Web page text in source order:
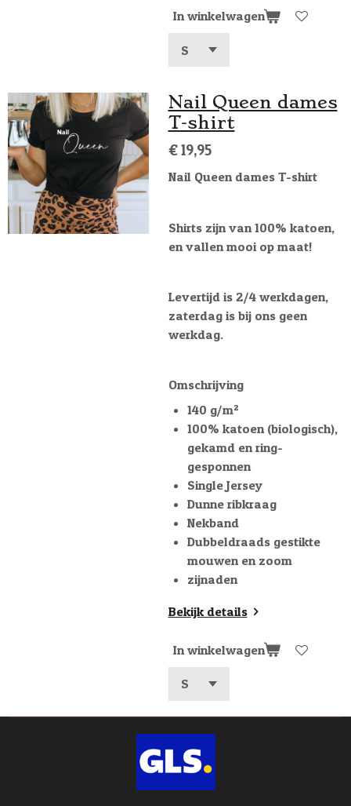
In winkelwagen
Nail Queen dames
T-shirt
€ 19,95
Nail Queen dames T-shirt
Shirts zijn van 100% katoen,
en vallen mooi op maat!
Levertijd is 2/4 werkdagen,
zaterdag is bij ons geen
werkdag.
Omschrijving
140 g/m²
100% katoen (biologisch),
gekamd en ring-
gesponnen
Single Jersey
Dunne ribkraag
Nekband
Dubbeldraads gestikte
mouwen en zoom
zijnaden
Bekijk details
In winkelwagen